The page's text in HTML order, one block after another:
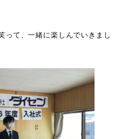
って、一緒に楽しんでいきまし